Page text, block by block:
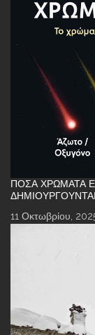
ΠΌΣΑ ΧΡΏΜΑΤΑ
ΔΗΜΙΟΥΡΓΟΎΝΤΑΙ
11 Οκτωβρίου,